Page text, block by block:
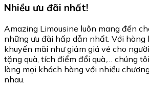
Nhiều ưu đãi nhất!
Amazing Limousine luôn mang đến
những ưu đãi hấp dẫn nhất. Với
khuyến mãi như giảm giá vé cho
tặng quà, tích điểm đổi quà,… chúng
lòng mọi khách hàng với nhiều
nhau.